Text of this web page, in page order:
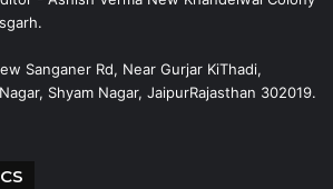
Sanganer Rd, Near Gurjar KiThadi,
Shyam Nagar, JaipurRajasthan 302019.